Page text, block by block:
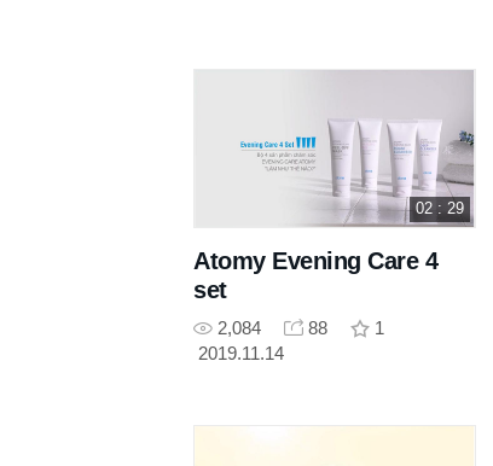
02 : 29
Atomy Evening Care 4
set
2,084 88
1
2019.11.14